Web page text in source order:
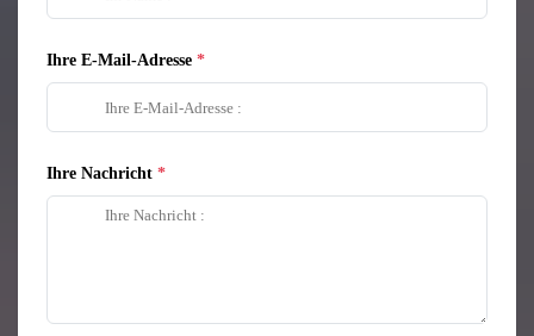
Ihre E-Mail-Adresse
Ihre Nachricht